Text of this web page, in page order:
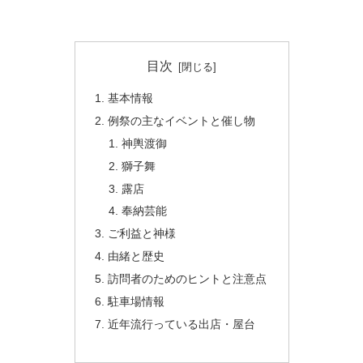
目次
基本情報
例祭の主なイベントと催し物
神輿渡御
獅子舞
露店
奉納芸能
ご利益と神様
由緒と歴史
訪問者のためのヒントと注意点
駐車場情報
近年流行っている出店・屋台